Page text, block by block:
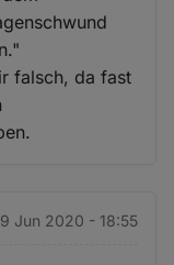
falsch, da fast
Jun 2020 - 18:55